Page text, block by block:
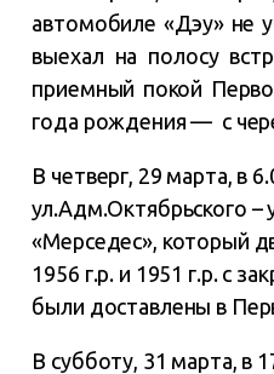
автомобиле «Дэу» не
выехал на полосу
приемный покой
года рождения — с
В четверг, 29 марта, в
ул.Адм.Октябрьского –
«Мерседес», который
1956 г.р. и 1951 г.р. с
были доставлены в
В субботу, 31 марта, в